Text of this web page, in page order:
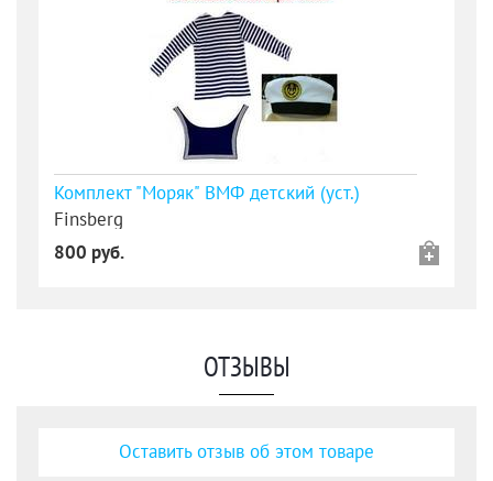
Комплект "Моряк" ВМФ детский (уст.)
Finsberg
800 руб.
ОТЗЫВЫ
Оставить отзыв об этом товаре